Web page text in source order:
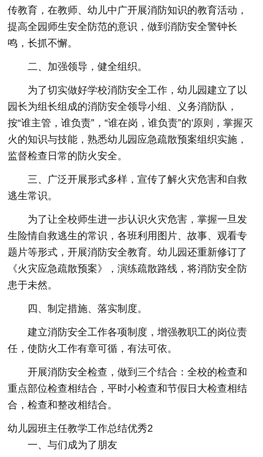
传教育，在教师、幼儿中广开展消防知识的教育活动，
提高全园师生安全防范的意识，做到消防安全警钟长
鸣，长抓不懈。
二、加强领导，健全组织。
为了切实做好学校消防安全工作，幼儿园建立了以
园长为组长组成的消防安全领导小组、义务消防队，
按“谁主管，谁负责”，“谁在岗，谁负责”的'原则，掌握灭
火的知识与技能，熟悉幼儿园应急疏散预案组织实施，
监督检查日常的防火安全。
三、广泛开展形式多样，宣传了解火灾危害和自救
逃生常识。
为了让全校师生进一步认识火灾危害，掌握一旦发
生险情自救逃生的常识，各班利用图片、故事、观看专
题片等形式，开展消防安全教育。幼儿园还重新修订了
《火灾应急疏散预案》，演练疏散路线，将消防安全防
患于未然。
四、制定措施、落实制度。
建立消防安全工作各项制度，增强教职工的岗位责
任，使防火工作有章可循，有法可依。
开展消防安全检查，做到三个结合：全校的检查和
重点部位检查相结合，平时小检查和节假日大检查相结
合，检查和整改相结合。
幼儿园班主任教学工作总结优秀2
一、与们成为了朋友